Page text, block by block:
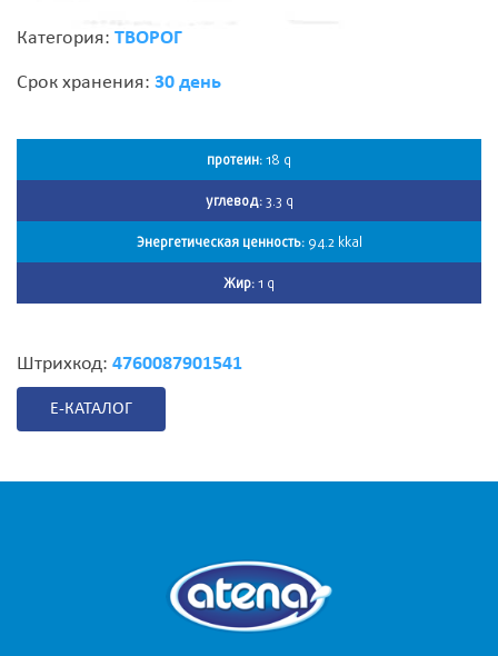
Категория: ТВОРОГ
Срок хранения: 30 день
протеин: 18 q
углевод:3.3 q
Энергетическая ценность:94.2 kkal
Жир: 1 q
Штрихкод: 4760087901541
E-КАТАЛОГ